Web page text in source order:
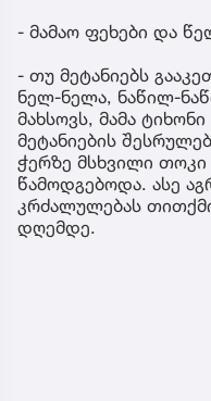
- მამაო ფეხები და
- თუ მეტანიებს
ნელ-ნელა, ნაწილ-
მახსოვს, მამა
მეტანიების
ჭერზე მსხვილი
წამოდგებოდა. ასე
კრძალულებას
დღემდე.